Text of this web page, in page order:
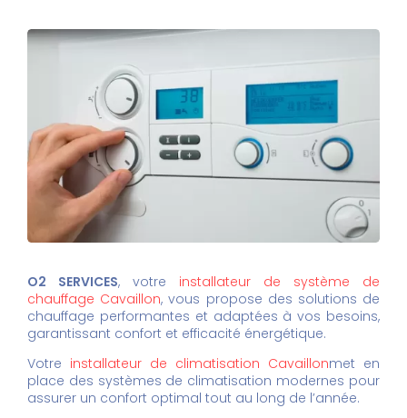
O2 SERVICES, votre installateur de système de
chauffage Cavaillon, vous propose des solutions de
chauffage performantes et adaptées à vos besoins,
garantissant confort et efficacité énergétique.
Votre installateur de climatisation Cavaillonmet en
place des systèmes de climatisation modernes pour
assurer un confort optimal tout au long de l’année.